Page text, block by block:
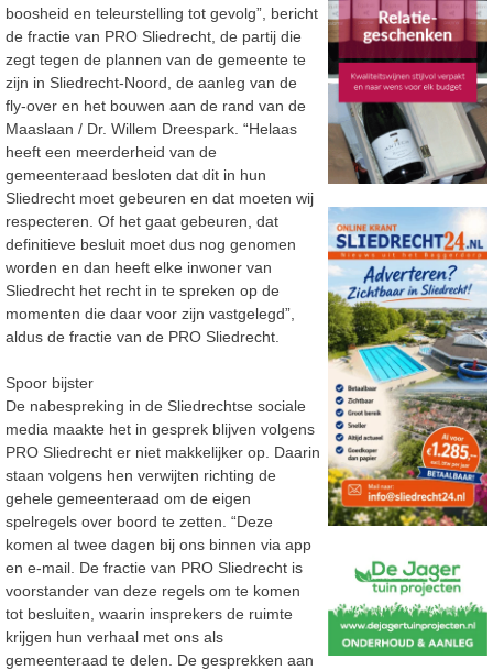
boosheid en teleurstelling tot gevolg”, bericht
de fractie van PRO Sliedrecht, de partij die
zegt tegen de plannen van de gemeente te
zijn in Sliedrecht-Noord, de aanleg van de
fly-over en het bouwen aan de rand van de
Maaslaan / Dr. Willem Dreespark. “Helaas
heeft een meerderheid van de
gemeenteraad besloten dat dit in hun
Sliedrecht moet gebeuren en dat moeten wij
respecteren. Of het gaat gebeuren, dat
definitieve besluit moet dus nog genomen
worden en dan heeft elke inwoner van
Sliedrecht het recht in te spreken op de
momenten die daar voor zijn vastgelegd”,
aldus de fractie van de PRO Sliedrecht.
Spoor bijster
De nabespreking in de Sliedrechtse sociale
media maakte het in gesprek blijven volgens
PRO Sliedrecht er niet makkelijker op. Daarin
staan volgens hen verwijten richting de
gehele gemeenteraad om de eigen
spelregels over boord te zetten. “Deze
komen al twee dagen bij ons binnen via app
en e-mail. De fractie van PRO Sliedrecht is
voorstander van deze regels om te komen
tot besluiten, waarin insprekers de ruimte
krijgen hun verhaal met ons als
gemeenteraad te delen. De gesprekken aan